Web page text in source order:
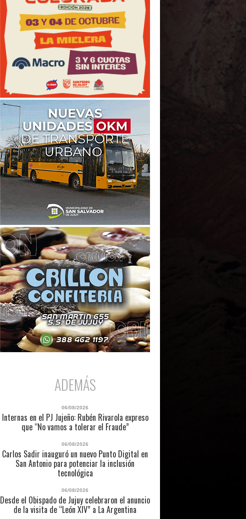
ADEMÁS
06/08/2026
Internas en el PJ Jujeño: Rubén Rivarola expreso
que “No vamos a tolerar el Fraude”
06/08/2026
Carlos Sadir inauguró un nuevo Punto Digital en
San Antonio para potenciar la inclusión
tecnológica
06/08/2026
Desde el Obispado de Jujuy celebraron el anuncio
de la visita de “León XIV” a La Argentina